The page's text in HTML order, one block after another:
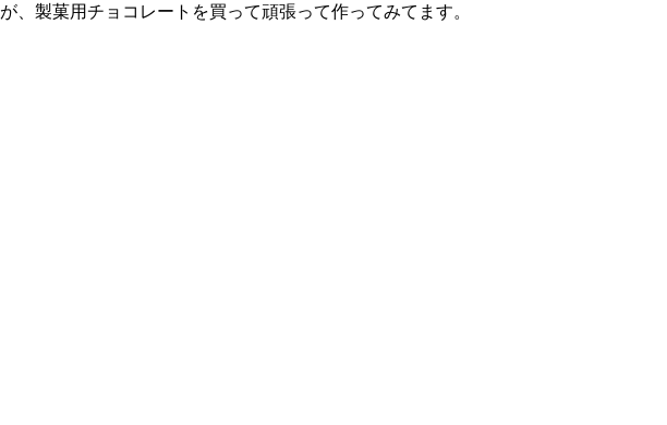
、製菓用チョコレートを買って頑張って作ってみてます。